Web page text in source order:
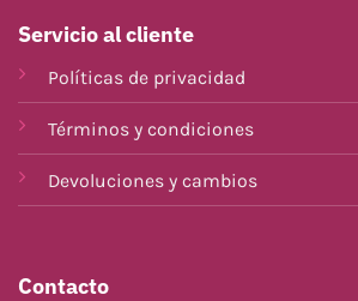
Servicio al cliente
Políticas de privacidad
Términos y condiciones
Devoluciones y cambios
Contacto